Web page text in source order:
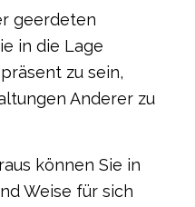
geerdeten
in die Lage
zu sein,
Anderer zu
können Sie in
Weise für sich